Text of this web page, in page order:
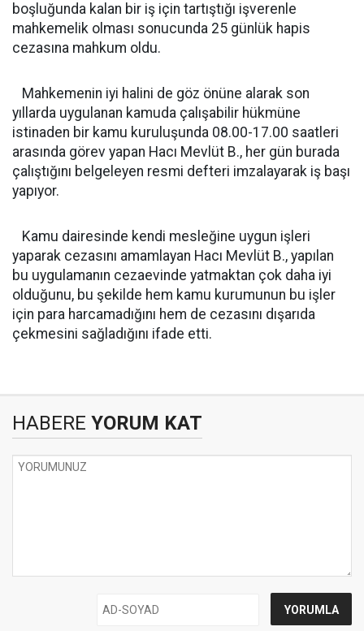
boşluğunda kalan bir iş için tartıştığı işverenle
mahkemelik olması sonucunda 25 günlük hapis
cezasına mahkum oldu.
Mahkemenin iyi halini de göz önüne alarak son
yıllarda uygulanan kamuda çalışabilir hükmüne
istinaden bir kamu kuruluşunda 08.00-17.00 saatleri
arasında görev yapan Hacı Mevlüt B., her gün burada
çalıştığını belgeleyen resmi defteri imzalayarak iş başı
yapıyor.
Kamu dairesinde kendi mesleğine uygun işleri
yaparak cezasını amamlayan Hacı Mevlüt B., yapılan
bu uygulamanın cezaevinde yatmaktan çok daha iyi
olduğunu, bu şekilde hem kamu kurumunun bu işler
için para harcamadığını hem de cezasını dışarıda
çekmesini sağladığını ifade etti.
HABERE YORUM KAT